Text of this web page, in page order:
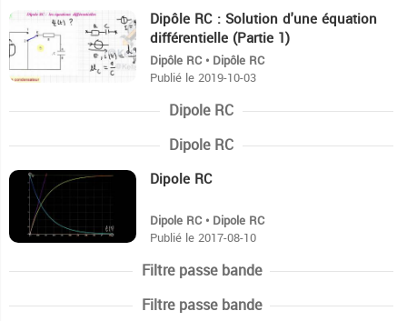
39:18 Dipôle RC : Solution d'une équation
différentielle (Partie 1)
Dipôle RC • Dipôle RC
Publié le 2019-10-03
Dipole RC
Dipole RC
10:45 Dipole RC
Dipole RC • Dipole RC
Publié le 2017-08-10
Filtre passe bande
Filtre passe bande